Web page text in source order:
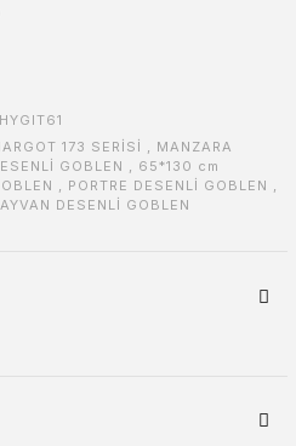
173 SERİSİ , MANZARA
GOBLEN , 65*130 cm
, PORTRE DESENLİ GOBLEN ,
DESENLİ GOBLEN